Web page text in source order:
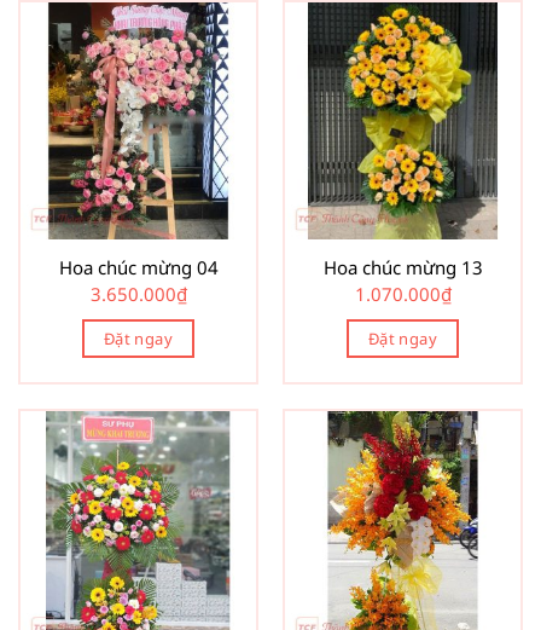
Hoa chúc mừng 04
3.650.000₫
Đặt ngay
Hoa chúc mừng 13
1.070.000₫
Đặt ngay